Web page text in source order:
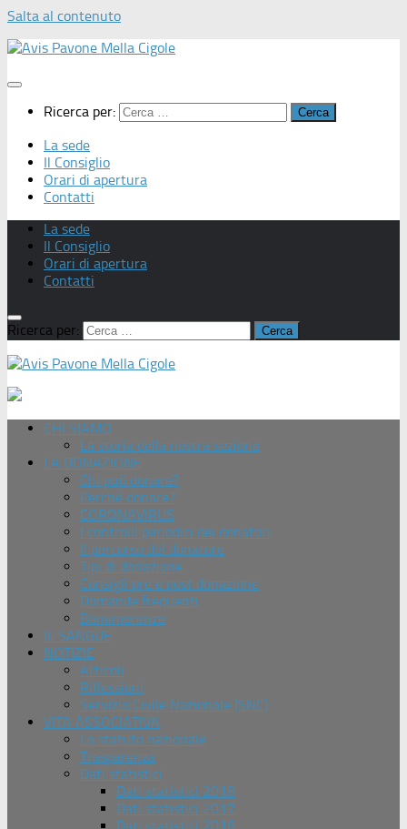
Salta al contenuto
Ricerca per:
La sede
Il Consiglio
Orari di apertura
Contatti
La sede
Il Consiglio
Orari di apertura
Contatti
Ricerca per:
CHI SIAMO
La storia della nostra sezione
LA DONAZIONE
Chi può donare?
Perchè donare?
CORONAVIRUS
I controlli periodici dei donatori
Il percorso del donatore
Tipi di donazione
Consigli pre e post donazione
Domande frequenti
Benemerenze
IL SANGUE
NOTIZIE
Articoli
Riflessioni
Servizio Civile Nazionale (SNC)
VITA ASSOCIATIVA
Lo statuto nazionale
Trasparenza
Dati statistici
Dati statistici 2018
Dati statistici 2017